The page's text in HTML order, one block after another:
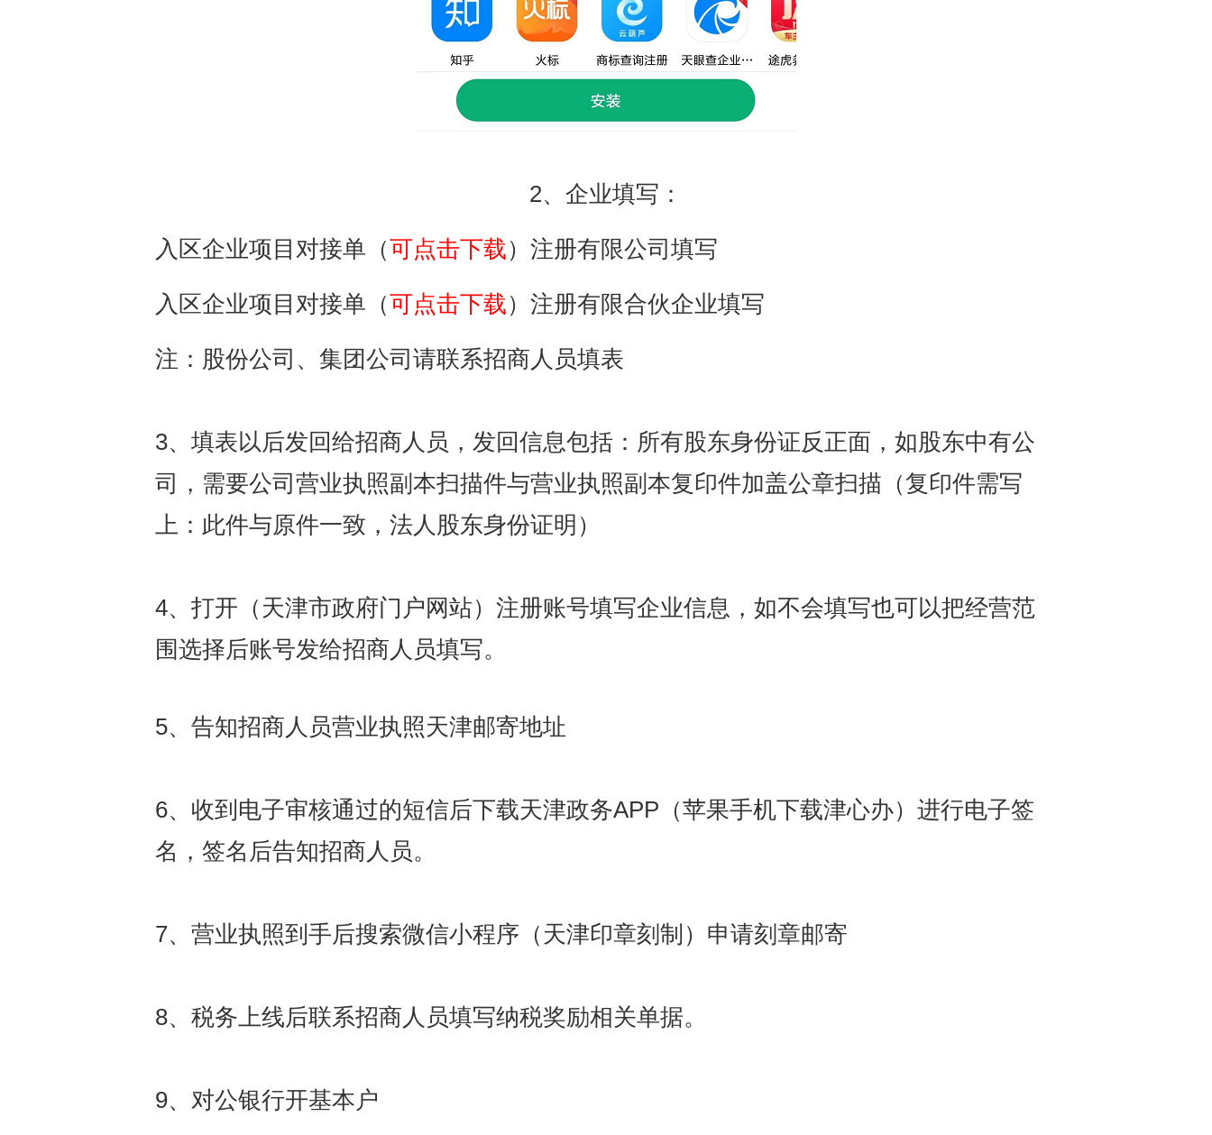
2、企业填写：
入区企业项目对接单（可点击下载）注册有限公司填写
入区企业项目对接单（可点击下载）注册有限合伙企业填写
注：股份公司、集团公司请联系招商人员填表
3、填表以后发回给招商人员，发回信息包括：所有股东身份证反正面，如股东中有公
司，需要公司营业执照副本扫描件与营业执照副本复印件加盖公章扫描（复印件需写
上：此件与原件一致，法人股东身份证明 ）
4、打开（天津市政府门户网站） 注册账号填写企业信息，如不会填写也可以把经营范
围选择后账号发给招商人员填写。
5、告知招商人员营业执照天津邮寄地址
6、收到电子审核通过的短信后下载天津政务APP（苹果手机下载津心办）进行电子签
名，签名后告知招商人员。
7、营业执照到手后搜索微信小程序（天津印章刻制）申请刻章邮寄
8、税务上线后联系招商人员填写纳税奖励相关单据。
9、对公银行开基本户